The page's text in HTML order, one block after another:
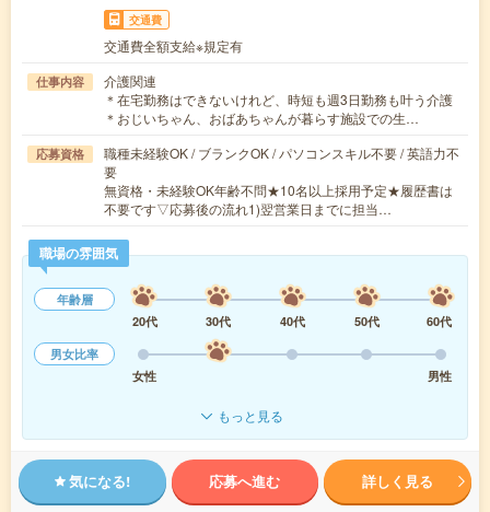
交通費
交通費全額支給※規定有
仕事内容
介護関連
＊在宅勤務はできないけれど、時短も週3日勤務も叶う介護
＊おじいちゃん、おばあちゃんが暮らす施設での生…
応募資格
職種未経験OK / ブランクOK / パソコンスキル不要 / 英語力不
要
無資格・未経験OK年齢不問★10名以上採用予定★履歴書は
不要です▽応募後の流れ1)翌営業日までに担当…
職場の雰囲気
年齢層
20代
30代 40代 50代
60代
男女比率
女性
男性
もっと見る
気になる! 応募へ進む 詳しく見る